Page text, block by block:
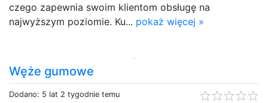
czego zapewnia swoim klientom obsługę na
najwyższym poziomie. Ku... pokaż więcej »
Węże gumowe
Dodano: 5 lat 2 tygodnie temu